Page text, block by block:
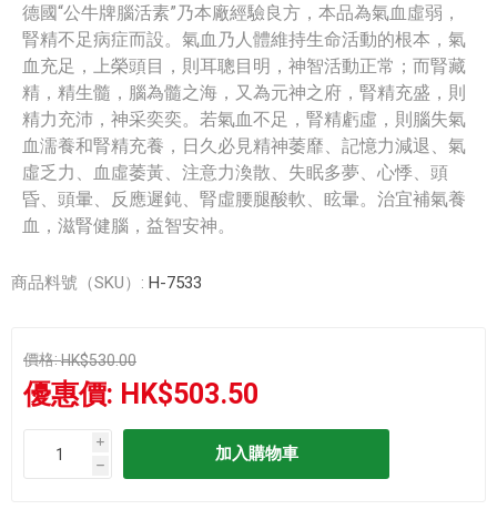
德國“公牛牌腦活素”乃本廠經驗良方，本品為氣血虛弱，
腎精不足病症而設。氣血乃人體維持生命活動的根本，氣
血充足，上榮頭目，則耳聰目明，神智活動正常；而腎藏
精，精生髓，腦為髓之海，又為元神之府，腎精充盛，則
精力充沛，神采奕奕。若氣血不足，腎精虧虛，則腦失氣
血濡養和腎精充養，日久必見精神萎靡、記憶力減退、氣
虛乏力、血虛萎黃、注意力渙散、失眠多夢、心悸、頭
昏、頭暈、反應遲鈍、腎虛腰腿酸軟、眩暈。治宜補氣養
血，滋腎健腦，益智安神。
商品料號（SKU）: H-7533
價格:HK$530.00
優惠價: HK$503.50
i
h